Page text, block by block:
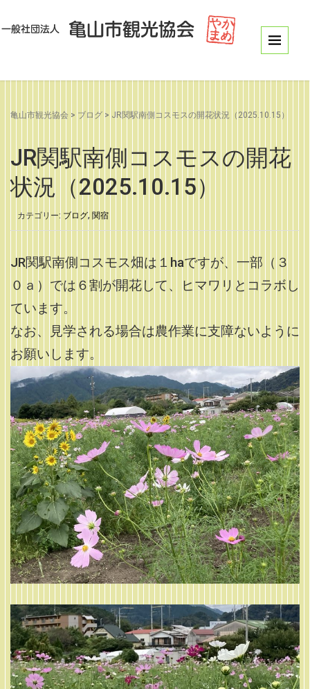
亀山市観光協会 > ブログ > JR関駅南側コスモスの開花状況（2025.10.15）
JR関駅南側コスモスの開花
状況（2025.10.15）
カテゴリー: ブログ, 関宿
JR関駅南側コスモス畑は１haですが、一部（３
０ａ）では６割が開花して、ヒマワリとコラボし
ています。
なお、見学される場合は農作業に支障ないように
お願いします。